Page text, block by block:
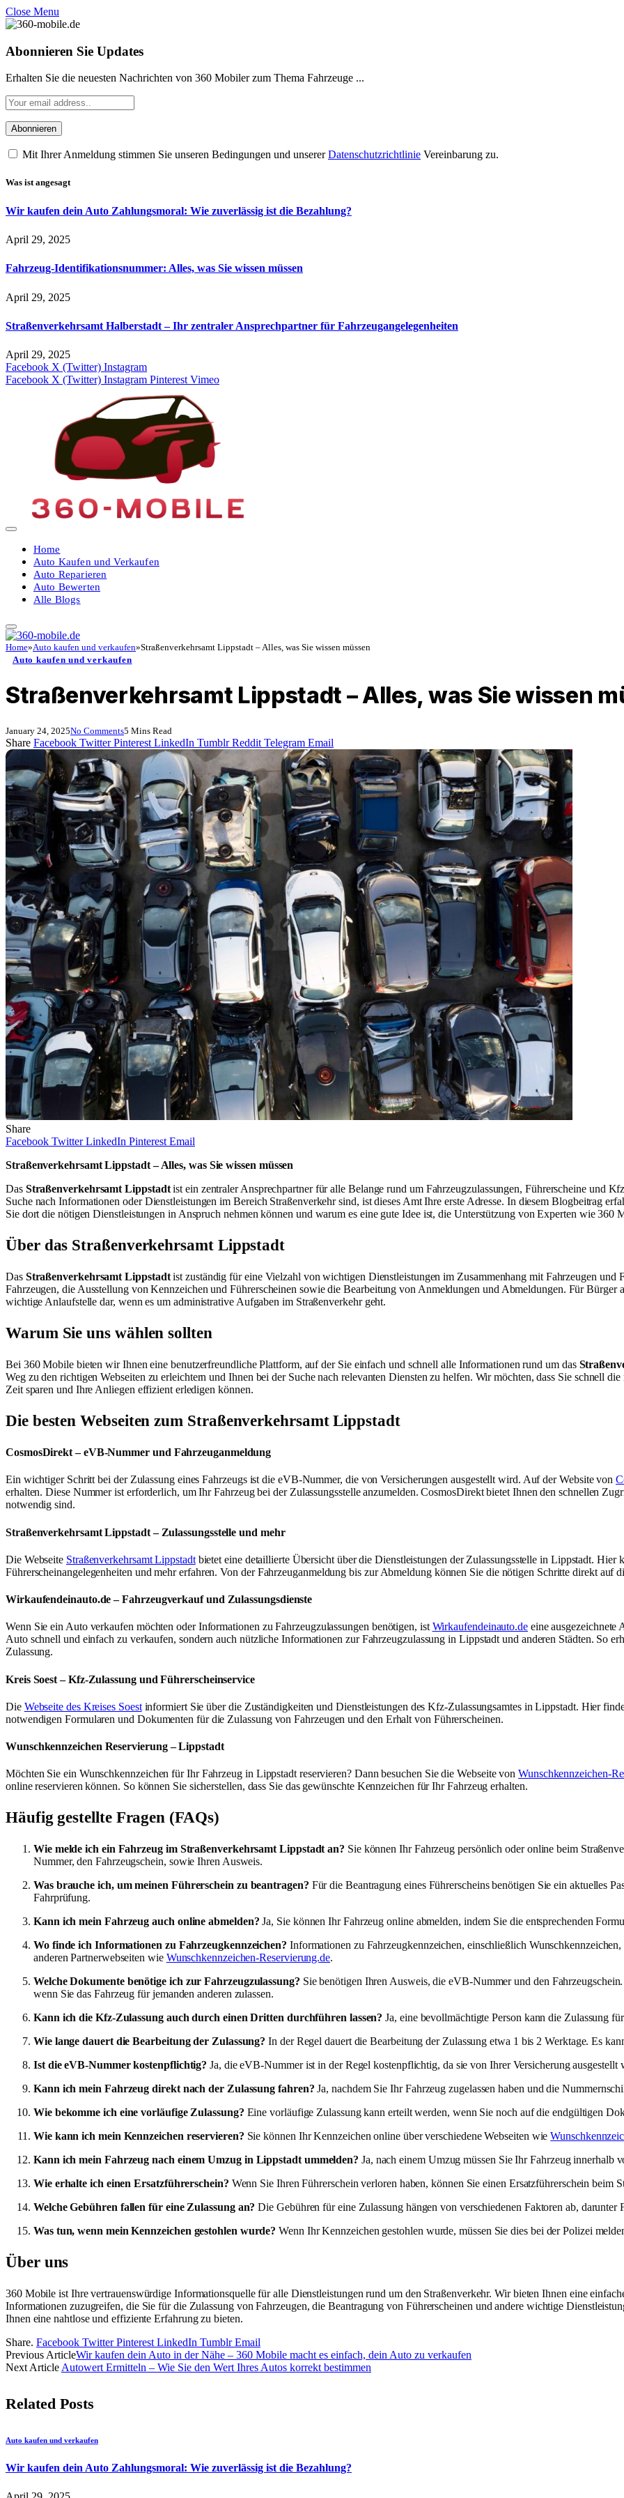
Close Menu
Abonnieren Sie Updates
Erhalten Sie die neuesten Nachrichten von 360 Mobiler zum Thema Fahrzeuge ...
Mit Ihrer Anmeldung stimmen Sie unseren Bedingungen und unsererDatenschutzrichtlinie Vereinbarung zu.
Was ist angesagt
Wir kaufen dein Auto Zahlungsmoral: Wie zuverlässig ist die Bezahlung?
April 29, 2025
Fahrzeug-Identifikationsnummer: Alles, was Sie wissen müssen
April 29, 2025
Straßenverkehrsamt Halberstadt – Ihr zentraler Ansprechpartner für Fahrzeugangelegenheiten​
April 29, 2025
Facebook X (Twitter) Instagram
Facebook X (Twitter) Instagram Pinterest Vimeo
Home
Auto Kaufen und Verkaufen
Auto Reparieren
Auto Bewerten
Alle Blogs
Home»Auto kaufen und verkaufen»Straßenverkehrsamt Lippstadt – Alles, was Sie wissen müssen
Auto kaufen und verkaufen
Straßenverkehrsamt Lippstadt – Alles, was Sie wissen
January 24, 2025No Comments5 Mins Read
Share Facebook Twitter Pinterest LinkedIn Tumblr Reddit Telegram Email
Share
Facebook Twitter LinkedIn Pinterest Email
Straßenverkehrsamt Lippstadt – Alles, was Sie wissen müssen
Das Straßenverkehrsamt Lippstadtist ein zentraler Ansprechpartner für alle Belange rund um Fahrzeugzulassungen, Führerscheine und
Suche nach Informationen oder Dienstleistungen im Bereich Straßenverkehr sind, ist dieses Amt Ihre erste Adresse. In diesem Blogbeitrag
Sie dort die nötigen Dienstleistungen in Anspruch nehmen können und warum es eine gute Idee ist, die Unterstützung von Experten wie 360
Über das Straßenverkehrsamt Lippstadt
Das Straßenverkehrsamt Lippstadtist zuständig für eine Vielzahl von wichtigen Dienstleistungen im Zusammenhang mit Fahrzeugen und
Fahrzeugen, die Ausstellung von Kennzeichen und Führerscheinen sowie die Bearbeitung von Anmeldungen und Abmeldungen. Für Bürger
wichtige Anlaufstelle dar, wenn es um administrative Aufgaben im Straßenverkehr geht.
Warum Sie uns wählen sollten
Bei 360 Mobile bieten wir Ihnen eine benutzerfreundliche Plattform, auf der Sie einfach und schnell alle Informationen rund um das
Weg zu den richtigen Webseiten zu erleichtern und Ihnen bei der Suche nach relevanten Diensten zu helfen. Wir möchten, dass Sie schnell
Zeit sparen und Ihre Anliegen effizient erledigen können.
Die besten Webseiten zum Straßenverkehrsamt Lippstadt
CosmosDirekt – eVB-Nummer und Fahrzeuganmeldung
Ein wichtiger Schritt bei der Zulassung eines Fahrzeugs ist die eVB-Nummer, die von Versicherungen ausgestellt wird. Auf der Website von
erhalten. Diese Nummer ist erforderlich, um Ihr Fahrzeug bei der Zulassungsstelle anzumelden. CosmosDirekt bietet Ihnen den schnellen
notwendig sind.
Straßenverkehrsamt Lippstadt – Zulassungsstelle und mehr
Die Webseite Straßenverkehrsamt Lippstadtbietet eine detaillierte Übersicht über die Dienstleistungen der Zulassungsstelle in Lippstadt. Hier
Führerscheinangelegenheiten und mehr erfahren. Von der Fahrzeuganmeldung bis zur Abmeldung können Sie die nötigen Schritte direkt auf
Wirkaufendeinauto.de – Fahrzeugverkauf und Zulassungsdienste
Wenn Sie ein Auto verkaufen möchten oder Informationen zu Fahrzeugzulassungen benötigen, ist Wirkaufendeinauto.deeine ausgezeichnete
Auto schnell und einfach zu verkaufen, sondern auch nützliche Informationen zur Fahrzeugzulassung in Lippstadt und anderen Städten. So
Zulassung.
Kreis Soest – Kfz-Zulassung und Führerscheinservice
Die Webseite des Kreises Soestinformiert Sie über die Zuständigkeiten und Dienstleistungen des Kfz-Zulassungsamtes in Lippstadt. Hier
notwendigen Formularen und Dokumenten für die Zulassung von Fahrzeugen und den Erhalt von Führerscheinen.
Wunschkennzeichen Reservierung – Lippstadt
Möchten Sie ein Wunschkennzeichen für Ihr Fahrzeug in Lippstadt reservieren? Dann besuchen Sie die Webseite vonWunschkennzeichen-
online reservieren können. So können Sie sicherstellen, dass Sie das gewünschte Kennzeichen für Ihr Fahrzeug erhalten.
Häufig gestellte Fragen (FAQs)
Wie melde ich ein Fahrzeug im Straßenverkehrsamt Lippstadt an? Sie können Ihr Fahrzeug persönlich oder online beim
Nummer, den Fahrzeugschein, sowie Ihren Ausweis.
Was brauche ich, um meinen Führerschein zu beantragen? Für die Beantragung eines Führerscheins benötigen Sie ein aktuelles
Fahrprüfung.
Kann ich mein Fahrzeug auch online abmelden? Ja, Sie können Ihr Fahrzeug online abmelden, indem Sie die entsprechenden
Wo finde ich Informationen zu Fahrzeugkennzeichen? Informationen zu Fahrzeugkennzeichen, einschließlich
anderen Partnerwebseiten wie Wunschkennzeichen-Reservierung.de.
Welche Dokumente benötige ich zur Fahrzeugzulassung? Sie benötigen Ihren Ausweis, die eVB-Nummer und den
wenn Sie das Fahrzeug für jemanden anderen zulassen.
Kann ich die Kfz-Zulassung auch durch einen Dritten durchführen lassen? Ja, eine bevollmächtigte Person kann die Zulassung
Wie lange dauert die Bearbeitung der Zulassung? In der Regel dauert die Bearbeitung der Zulassung etwa 1 bis 2 Werktage. Es
Ist die eVB-Nummer kostenpflichtig? Ja, die eVB-Nummer ist in der Regel kostenpflichtig, da sie von Ihrer Versicherung ausgestellt
Kann ich mein Fahrzeug direkt nach der Zulassung fahren? Ja, nachdem Sie Ihr Fahrzeug zugelassen haben und die
Wie bekomme ich eine vorläufige Zulassung? Eine vorläufige Zulassung kann erteilt werden, wenn Sie noch auf die endgültigen
Wie kann ich mein Kennzeichen reservieren? Sie können Ihr Kennzeichen online über verschiedene Webseiten wie
Kann ich mein Fahrzeug nach einem Umzug in Lippstadt ummelden? Ja, nach einem Umzug müssen Sie Ihr Fahrzeug innerhalb
Wie erhalte ich einen Ersatzführerschein? Wenn Sie Ihren Führerschein verloren haben, können Sie einen Ersatzführerschein beim
Welche Gebühren fallen für eine Zulassung an? Die Gebühren für eine Zulassung hängen von verschiedenen Faktoren ab, darunter
Was tun, wenn mein Kennzeichen gestohlen wurde? Wenn Ihr Kennzeichen gestohlen wurde, müssen Sie dies bei der Polizei
Über uns
360 Mobile ist Ihre vertrauenswürdige Informationsquelle für alle Dienstleistungen rund um den Straßenverkehr. Wir bieten Ihnen eine
Informationen zuzugreifen, die Sie für die Zulassung von Fahrzeugen, die Beantragung von Führerscheinen und andere wichtige
Ihnen eine nahtlose und effiziente Erfahrung zu bieten.
Share. Facebook Twitter Pinterest LinkedIn Tumblr Email
Previous ArticleWir kaufen dein Auto in der Nähe – 360 Mobile macht es einfach, dein Auto zu verkaufen
Next Article Autowert Ermitteln – Wie Sie den Wert Ihres Autos korrekt bestimmen
Related Posts
Auto kaufen und verkaufen
Wir kaufen dein Auto Zahlungsmoral: Wie zuverlässig ist die Bezahlung?